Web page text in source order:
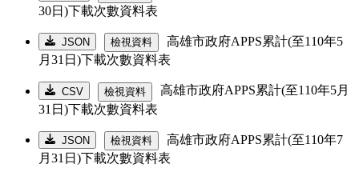
30日)下載次數資料表
JSON 檢視資料
高雄市政府APPS累計(至110年5
月31日)下載次數資料表
CSV 檢視資料
高雄市政府APPS累計(至110年5月
31日)下載次數資料表
JSON 檢視資料
高雄市政府APPS累計(至110年7
月31日)下載次數資料表